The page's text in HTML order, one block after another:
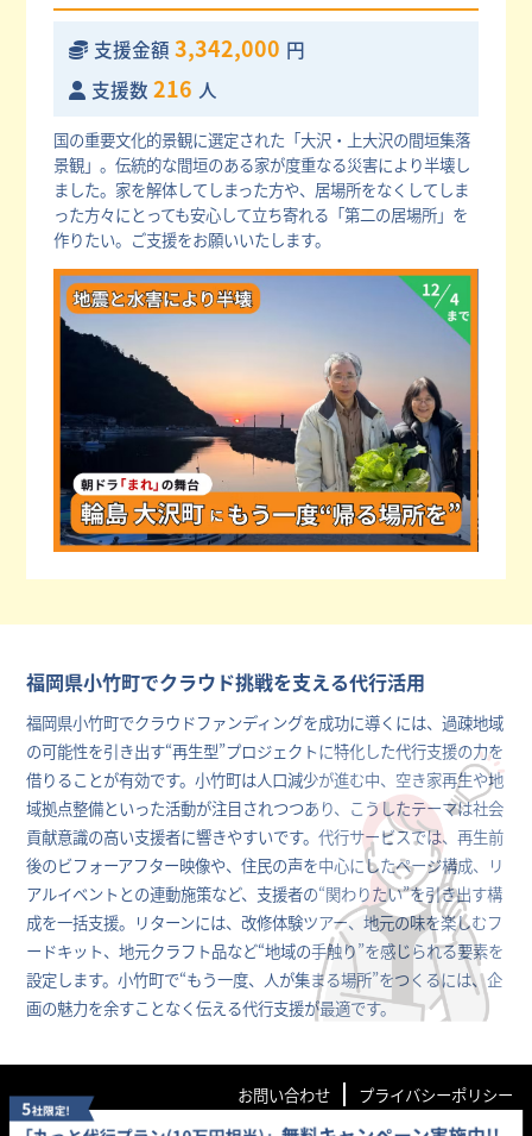
支援金額 3,342,000 円
支援数 216 人
国の重要文化的景観に選定された「大沢・上大沢の間垣集落
景観」。伝統的な間垣のある家が度重なる災害により半壊し
ました。家を解体してしまった方や、居場所をなくしてしま
った方々にとっても安心して立ち寄れる「第二の居場所」を
作りたい。ご支援をお願いいたします。
福岡県小竹町でクラウド挑戦を支える代行活用
福岡県小竹町でクラウドファンディングを成功に導くには、過疎地域
の可能性を引き出す“再生型”プロジェクトに特化した代行支援の力を
借りることが有効です。小竹町は人口減少が進む中、空き家再生や地
域拠点整備といった活動が注目されつつあり、こうしたテーマは社会
貢献意識の高い支援者に響きやすいです。代行サービスでは、再生前
後のビフォーアフター映像や、住民の声を中心にしたページ構成、リ
アルイベントとの連動施策など、支援者の“関わりたい”を引き出す構
成を一括支援。リターンには、改修体験ツアー、地元の味を楽しむフ
ードキット、地元クラフト品など“地域の手触り”を感じられる要素を
設定します。小竹町で“もう一度、人が集まる場所”をつくるには、企
画の魅力を余すことなく伝える代行支援が最適です。
お問い合わせ プライバシーポリシー